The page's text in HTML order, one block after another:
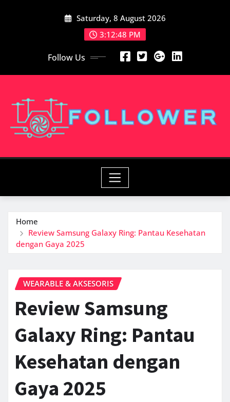
Saturday, 8 August 2026
3:12:49 PM
Follow Us
Home
Review Samsung Galaxy Ring: Pantau Kesehatan
dengan Gaya 2025
WEARABLE & AKSESORIS
Review Samsung
Galaxy Ring: Pantau
Kesehatan dengan
Gaya 2025